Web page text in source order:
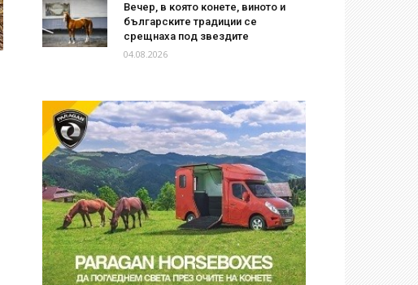
Вечер, в която конете, виното и
българските традиции се
срещнаха под звездите
04.08.2026